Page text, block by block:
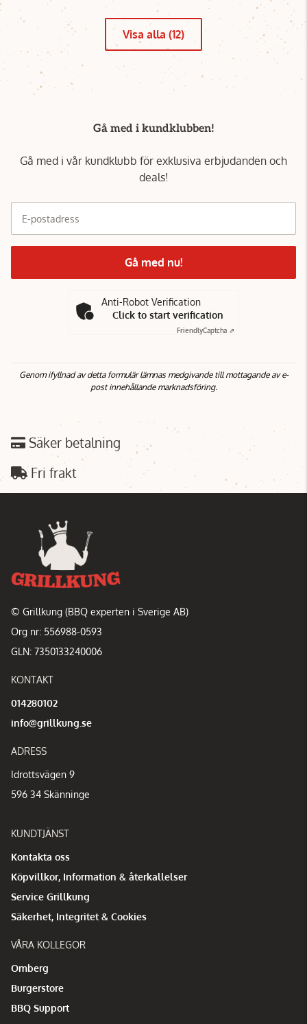
Visa alla (12)
Gå med i kundklubben!
Gå med i vår kundklubb för exklusiva erbjudanden och
deals!
E-postadress
Gå med nu!
Anti-Robot Verification
Click to start verification
FriendlyCaptcha ⇗
Genom ifyllnad av detta formulär lämnas medgivande till mottagande av e-
post innehållande marknadsföring.
Säker betalning
Fri frakt
© Grillkung (BBQ experten i Sverige AB)
Org nr: 556988-0593
GLN: 7350133240006
KONTAKT
014280102
info@grillkung.se
ADRESS
Idrottsvägen 9
596 34 Skänninge
KUNDTJÄNST
Kontakta oss
Köpvillkor, Information & återkallelser
Service Grillkung
Säkerhet, Integritet & Cookies
VÅRA KOLLEGOR
Omberg
Burgerstore
BBQ Support